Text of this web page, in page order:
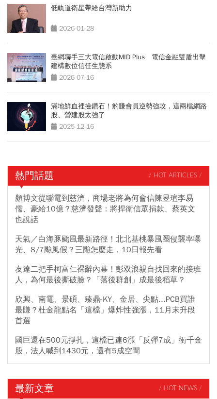
低軌道衛星帶給台灣新助力
2026-01-28
臺網聯手三大電信啟動MID Plus 電信金融雙盾出擊
建構數位信任生態系
2026-07-16
滿地鮮血裡撿鑽石！豹賺會員逆勢強攻，這兩檔網路
股、營建股太強了
2025-12-16
熱門話題 / HOT ARTICLES /
顏博文從聯電到慈濟，商場老將為何會信陳昱瑄李易
儒、豪給10億？慈濟發聲：將捍衛信眾捐款、蔡英文
也說話
天氣／白海豚颱風最新路徑！北北基桃暴風圈侵襲率曝
光、8/7颱風假？三颱怎麼走，10日報先看
友達二把手柯富仁裸辭內幕！彭双浪親自找回來的接班
人，為何最後撕破臉？「落後群創」成最後稻草？
欣興、南電、景碩、臻鼎-KY、金居、尖點...PCB買誰
最賺？杜金龍點名「這檔」爆炸性強漲，11月末升段
首選
國巨還在500元掙扎，這檔已連6漲「反彈7成」衝千金
股，法人喊到1430元，還有5成空間
最新文章 / HOT NEWS /